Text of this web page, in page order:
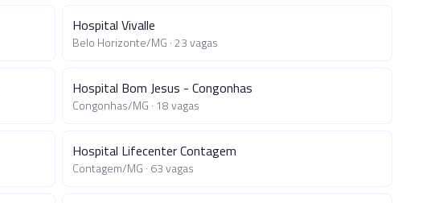
Hospital Vivalle
Belo Horizonte/MG ·23 vagas
Hospital Bom Jesus - Congonhas
Congonhas/MG · 18 vagas
Hospital Lifecenter Contagem
Contagem/MG · 63 vagas